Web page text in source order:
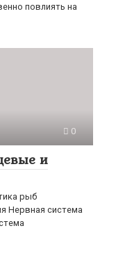
повлиять на
0
и
рыб
Нервная система